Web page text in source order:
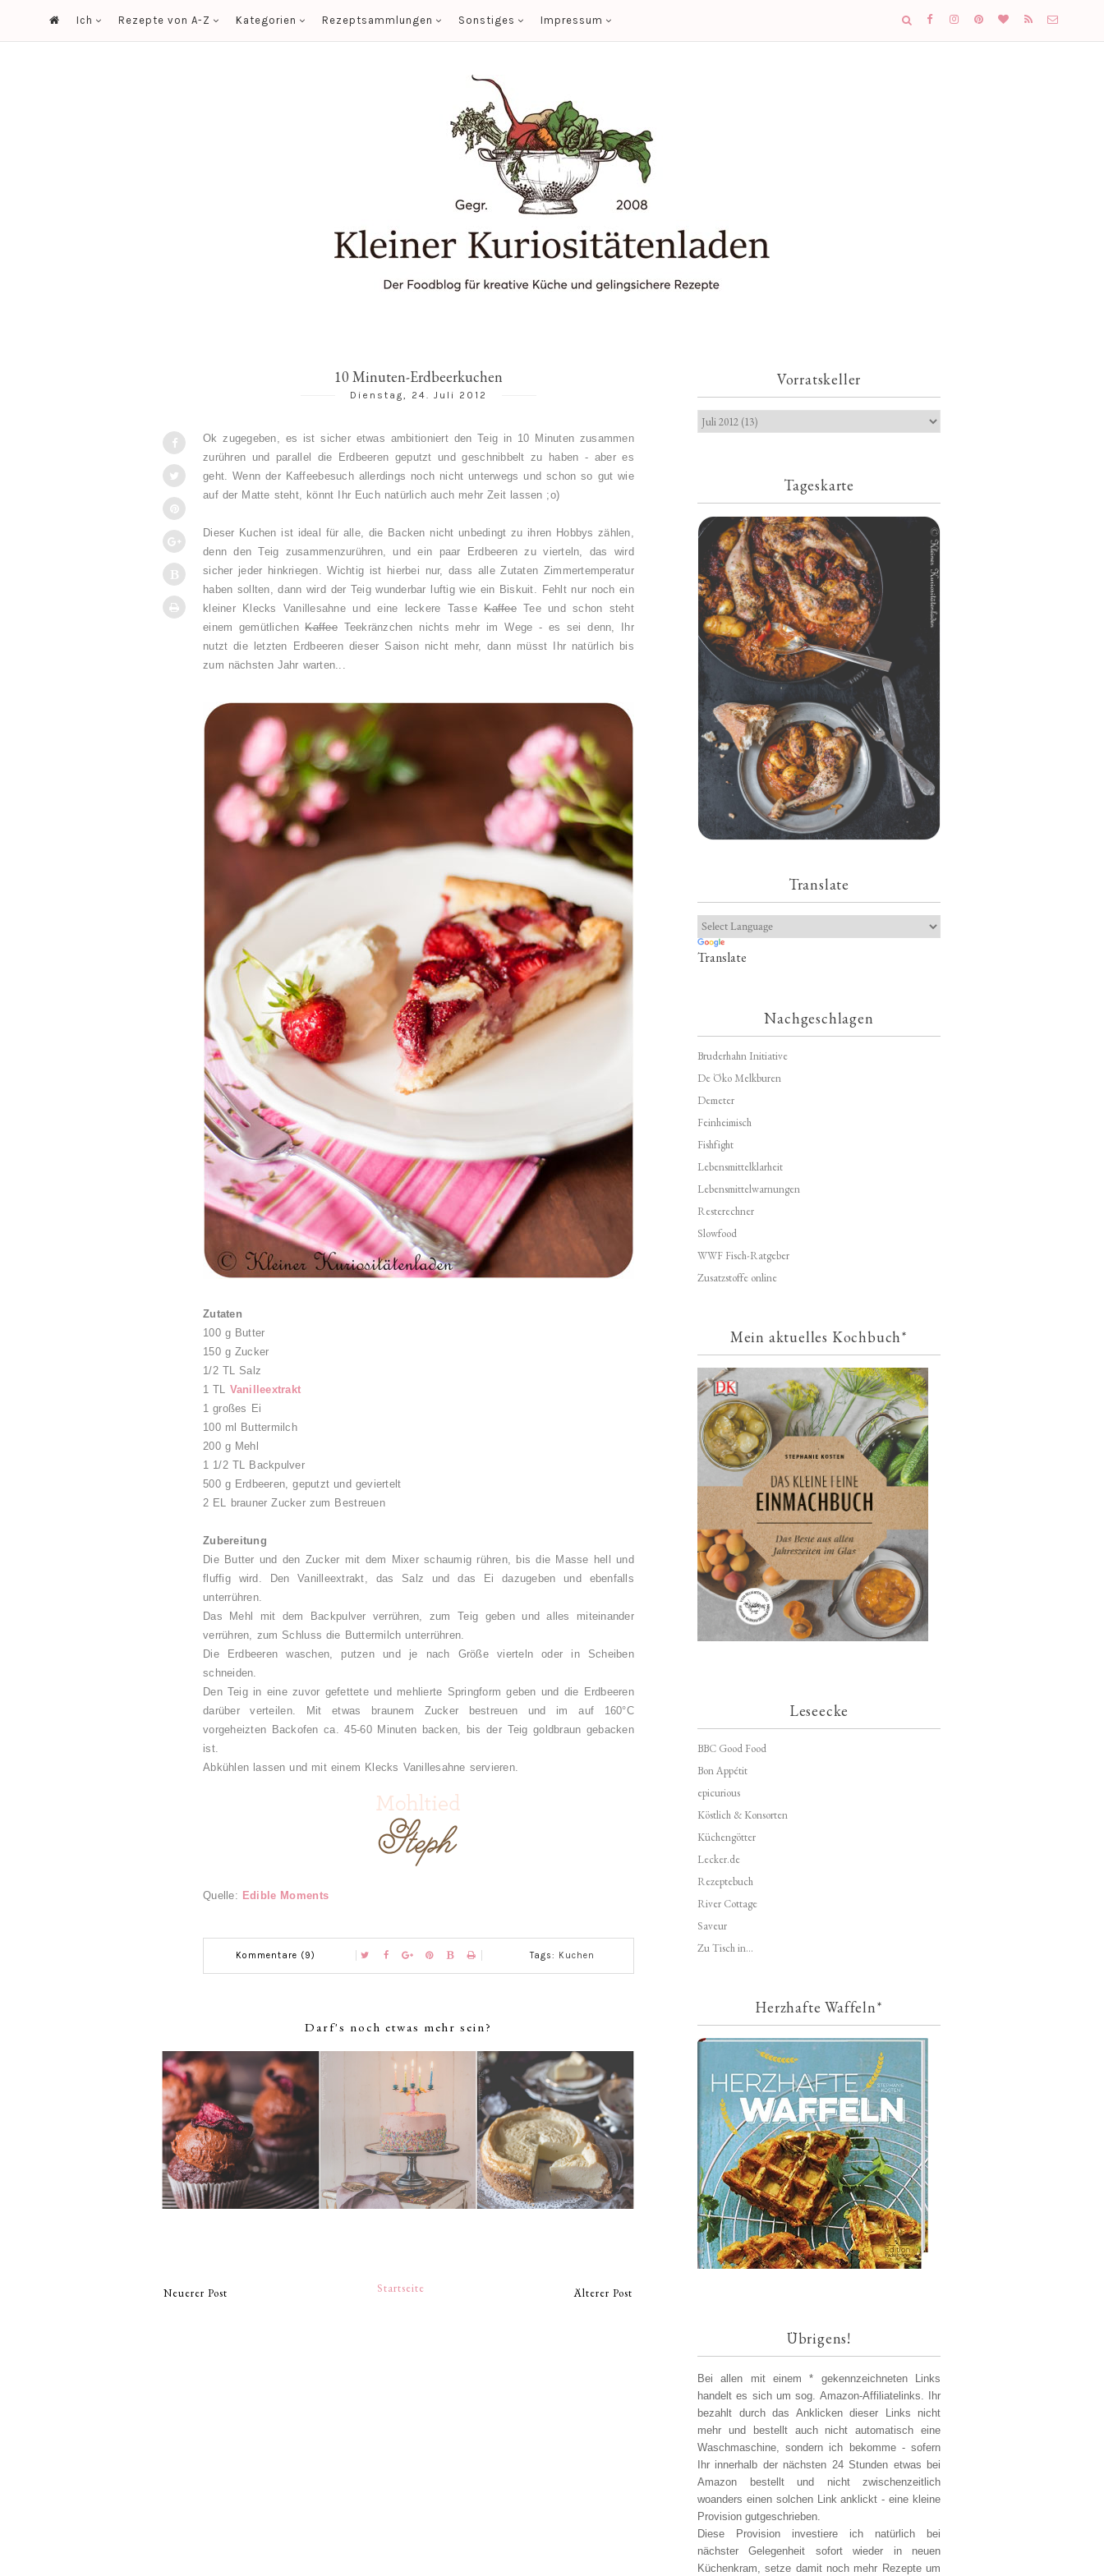
Ich Rezepte von A-Z Kategorien Rezeptsammlungen Sonstiges Impressum
10 Minuten-Erdbeerkuchen
Dienstag, 24. Juli 2012
Ok zugegeben, es ist sicher etwas ambitioniert den Teig in 10 Minuten zusammen
zurühren und parallel die Erdbeeren geputzt und geschnibbelt zu haben - aber es
geht. Wenn der Kaffeebesuch allerdings noch nicht unterwegs und schon so gut wie
auf der Matte steht, könnt Ihr Euch natürlich auch mehr Zeit lassen ;o)
Dieser Kuchen ist ideal für alle, die Backen nicht unbedingt zu ihren Hobbys zählen,
denn den Teig zusammenzurühren, und ein paar Erdbeeren zu vierteln, das wird
sicher jeder hinkriegen. Wichtig ist hierbei nur, dass alle Zutaten Zimmertemperatur
haben sollten, dann wird der Teig wunderbar luftig wie ein Biskuit. Fehlt nur noch ein
kleiner Klecks Vanillesahne und eine leckere TasseKaffeeTee und schon steht
einem gemütlichenKaffeeTeekränzchen nichts mehr im Wege - es sei denn, Ihr
nutzt die letzten Erdbeeren dieser Saison nicht mehr, dann müsst Ihr natürlich bis
zum nächsten Jahr warten...
Zutaten
100 g Butter
150 g Zucker
1/2 TL Salz
1 TL Vanilleextrakt
1 großes Ei
100 ml Buttermilch
200 g Mehl
1 1/2 TL Backpulver
500 g Erdbeeren, geputzt und geviertelt
2 EL brauner Zucker zum Bestreuen
Zubereitung
Die Butter und den Zucker mit dem Mixer schaumig rühren, bis die Masse hell und
fluffig wird. Den Vanilleextrakt, das Salz und das Ei dazugeben und ebenfalls
unterrühren.
Das Mehl mit dem Backpulver verrühren, zum Teig geben und alles miteinander
verrühren, zum Schluss die Buttermilch unterrühren.
Die Erdbeeren waschen, putzen und je nach Größe vierteln oder in Scheiben
schneiden.
Den Teig in eine zuvor gefettete und mehlierte Springform geben und die Erdbeeren
darüber verteilen. Mit etwas braunem Zucker bestreuen und im auf 160°C
vorgeheizten Backofen ca. 45-60 Minuten backen, bis der Teig goldbraun gebacken
ist.
Abkühlen lassen und mit einem Klecks Vanillesahne servieren.
Quelle: Edible Moments
Kommentare (9) Tags: Kuchen
Darf's noch etwas mehr sein?
Neuerer Post Älterer Post
Startseite
Vorratskeller
Tageskarte
Geschmorte Hähnchenschenkel auf
Paprikakraut und kleinen Kartoffeln
Translate
Translate
Nachgeschlagen
Bruderhahn Initiative
De Öko Melkburen
Demeter
Feinheimisch
Fishfight
Lebensmittelklarheit
Lebensmittelwarnungen
Resterechner
Slowfood
WWF Fisch-Ratgeber
Zusatzstoffe online
Mein aktuelles Kochbuch*
Leseecke
BBC Good Food
Bon Appétit
epicurious
Köstlich & Konsorten
Küchengötter
Lecker.de
Rezeptebuch
River Cottage
Saveur
Zu Tisch in...
Herzhafte Waffeln*
Übrigens!
Bei allen mit einem * gekennzeichneten Links
handelt es sich um sog. Amazon-Affiliatelinks. Ihr
bezahlt durch das Anklicken dieser Links nicht
mehr und bestellt auch nicht automatisch eine
Waschmaschine, sondern ich bekomme - sofern
Ihr innerhalb der nächsten 24 Stunden etwas bei
Amazon bestellt und nicht zwischenzeitlich
woanders einen solchen Link anklickt - eine kleine
Provision gutgeschrieben.
Diese Provision investiere ich natürlich bei
nächster Gelegenheit sofort wieder in neuen
Küchenkram, setze damit noch mehr Rezepte um